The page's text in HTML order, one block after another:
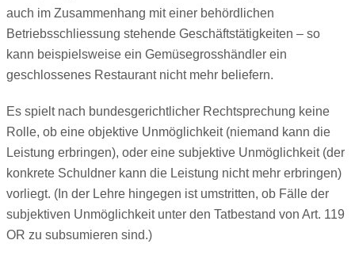
auch im Zusammenhang mit einer behördlichen
Betriebsschliessung stehende Geschäftstätigkeiten – so
kann beispielsweise ein Gemüsegrosshändler ein
geschlossenes Restaurant nicht mehr beliefern.
Es spielt nach bundesgerichtlicher Rechtsprechung keine
Rolle, ob eine objektive Unmöglichkeit (niemand kann die
Leistung erbringen), oder eine subjektive Unmöglichkeit (der
konkrete Schuldner kann die Leistung nicht mehr erbringen)
vorliegt. (In der Lehre hingegen ist umstritten, ob Fälle der
subjektiven Unmöglichkeit unter den Tatbestand von Art. 119
OR zu subsumieren sind.)